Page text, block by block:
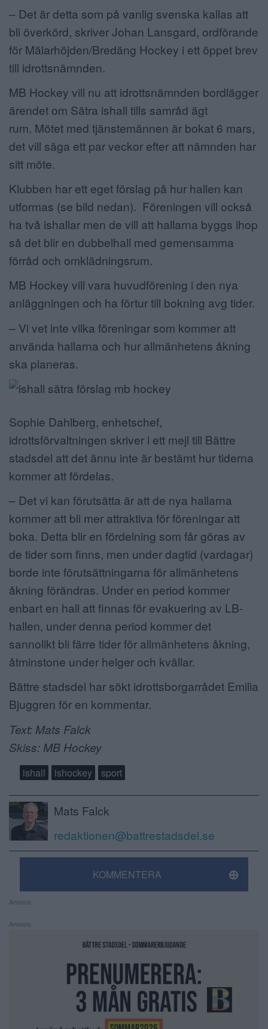
– Det är detta som på vanlig svenska kallas att
bli överkörd, skriver Johan Lansgard, ordförande
för Mälarhöjden/Bredäng Hockey i ett öppet brev
till idrottsnämnden.
MB Hockey vill nu att idrottsnämnden bordlägger
ärendet om Sätra ishall tills samråd ägt
rum. Mötet med tjänstemännen är bokat 6 mars,
det vill säga ett par veckor efter att nämnden har
sitt möte.
Klubben har ett eget förslag på hur hallen kan
utformas (se bild nedan). Föreningen vill också
ha två ishallar men de vill att hallarna byggs ihop
så det blir en dubbelhall med gemensamma
förråd och omklädningsrum.
MB Hockey vill vara huvudförening i den nya
anläggningen och ha förtur till bokning avg tider.
– Vi vet inte vilka föreningar som kommer att
använda hallarna och hur allmänhetens åkning
ska planeras.
Sophie Dahlberg, enhetschef,
idrottsförvaltningen skriver i ett mejl till Bättre
stadsdel att det ännu inte är bestämt hur tiderna
kommer att fördelas.
– Det vi kan förutsätta är att de nya hallarna
kommer att bli mer attraktiva för föreningar att
boka. Detta blir en fördelning som får göras av
de tider som finns, men under dagtid (vardagar)
borde inte förutsättningarna för allmänhetens
åkning förändras. Under en period kommer
enbart en hall att finnas för evakuering av LB-
hallen, under denna period kommer det
sannolikt bli färre tider för allmänhetens åkning,
åtminstone under helger och kvällar.
Bättre stadsdel har sökt idrottsborgarrådet Emilia
Bjuggren för en kommentar.
Text: Mats Falck
Skiss: MB Hockey
ishall ishockey sport
Mats Falck
redaktionen@battrestadsdel.se
KOMMENTERA
Annons:
Annons: